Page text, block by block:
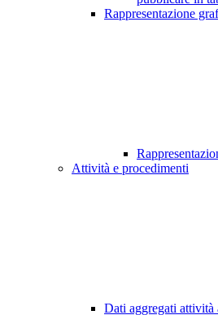
Rappresentazione
Attività e procedimenti
Dati aggregati attività